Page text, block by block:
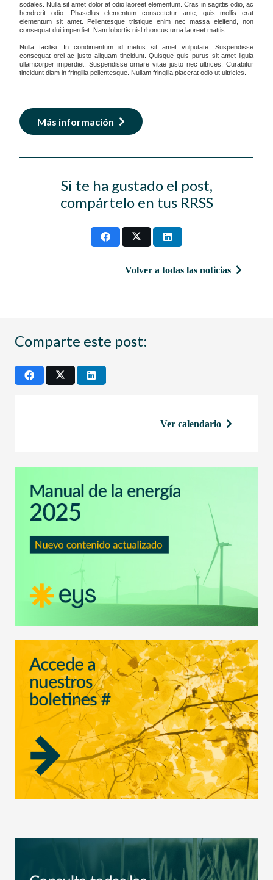
sodales. Nulla sit amet dolor at odio laoreet elementum. Cras in sagittis odio, ac
hendrerit odio. Phasellus elementum consectetur ante, quis mollis erat
elementum sit amet. Pellentesque tristique enim nec massa eleifend, non
consequat dui imperdiet. Nam lobortis nisl rhoncus urna laoreet mattis.
Nulla facilisi. In condimentum id metus sit amet vulputate. Suspendisse
consequat orci ac justo aliquam tincidunt. Quisque quis purus sit amet ligula
ullamcorper imperdiet. Suspendisse ornare vitae justo nec ultrices. Curabitur
tincidunt diam in fringilla pellentesque. Nullam fringilla placerat odio ut ultricies.
Más información
Si te ha gustado el post,
compártelo en tus RRSS
Volver a todas las noticias
Comparte este post:
Ver calendario